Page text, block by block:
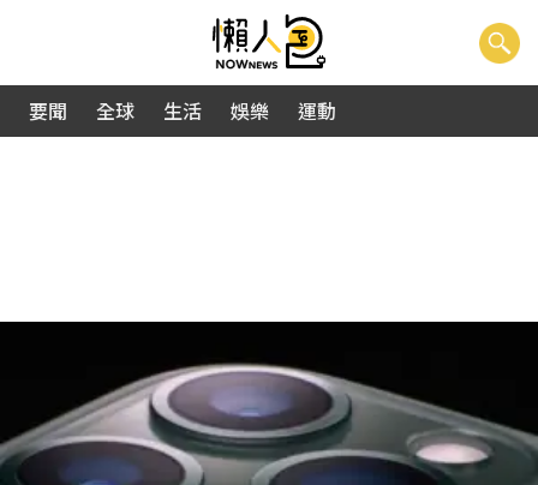
要聞 全球 生活 娛樂 運動